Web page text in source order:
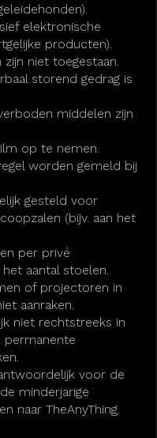
elektronische
producten).
niet toegestaan.
storend gedrag is
middelen zijn
op te nemen.
worden gemeld bij
gesteld voor
(bijv. aan het
per privé
aantal stoelen.
of projectoren in
aanraken.
niet rechtstreeks in
permanente
voor de
minderjarige
naar TheAnyThing.